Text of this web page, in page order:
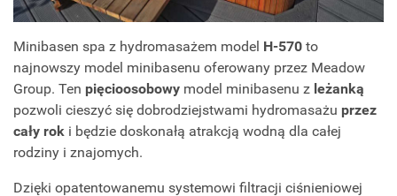
Minibasen spa z hydromasażem model H-570 to
najnowszy model minibasenu oferowany przez Meadow
Group. Ten pięcioosobowy model minibasenu z leżanką
pozwoli cieszyć się dobrodziejstwami hydromasażu przez
cały rok i będzie doskonałą atrakcją wodną dla całej
rodziny i znajomych.
Dzięki opatentowanemu systemowi filtracji ciśnieniowej